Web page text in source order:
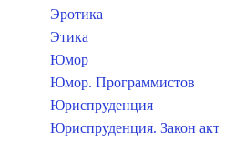
Эротика
Этика
Юмор
Юмор. Программистов
Юриспруденция
Юриспруденция. Закон акт